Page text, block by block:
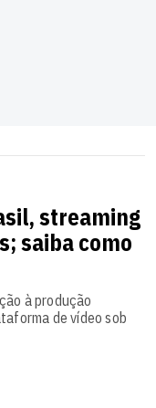
streaming
saiba como
à produção
de vídeo sob